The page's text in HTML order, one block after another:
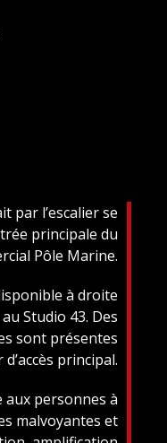
par l’escalier se
principale du
Pôle Marine.
à droite
Studio 43. Des
sont présentes
principal.
aux personnes à
malvoyantes et